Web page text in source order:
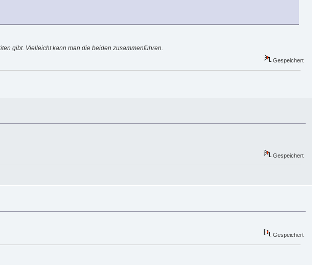
gibt. Vielleicht kann man die beiden zusammenführen.
Gespeichert
Gespeichert
Gespeichert